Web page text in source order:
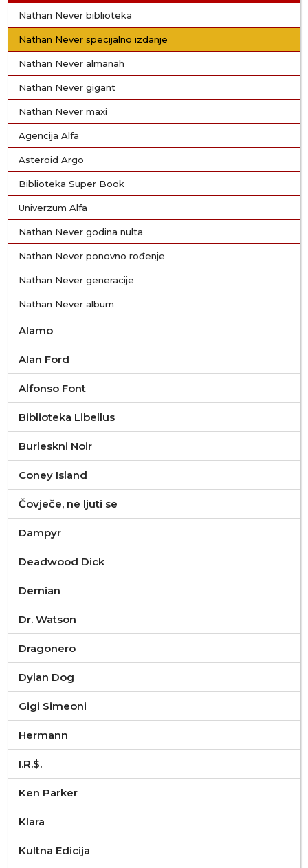
Nathan Never biblioteka
Nathan Never specijalno izdanje
Nathan Never almanah
Nathan Never gigant
Nathan Never maxi
Agencija Alfa
Asteroid Argo
Biblioteka Super Book
Univerzum Alfa
Nathan Never godina nulta
Nathan Never ponovno rođenje
Nathan Never generacije
Nathan Never album
Alamo
Alan Ford
Alfonso Font
Biblioteka Libellus
Burleskni Noir
Coney Island
Čovječe, ne ljuti se
Dampyr
Deadwood Dick
Demian
Dr. Watson
Dragonero
Dylan Dog
Gigi Simeoni
Hermann
I.R.$.
Ken Parker
Klara
Kultna Edicija